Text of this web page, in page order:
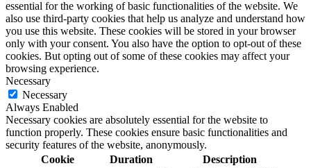
essential for the working of basic functionalities of the website. We
also use third-party cookies that help us analyze and understand how
you use this website. These cookies will be stored in your browser
only with your consent. You also have the option to opt-out of these
cookies. But opting out of some of these cookies may affect your
browsing experience.
Necessary
Necessary
Always Enabled
Necessary cookies are absolutely essential for the website to
function properly. These cookies ensure basic functionalities and
security features of the website, anonymously.
Cookie
Duration Description